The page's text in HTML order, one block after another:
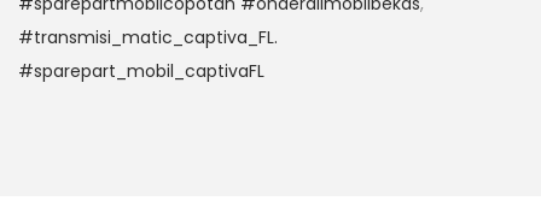
#transmisi_matic_captiva_FL.
#sparepart_mobil_captivaFL